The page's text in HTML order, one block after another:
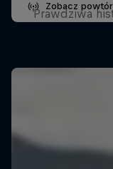
Zobacz
Prawdziwa